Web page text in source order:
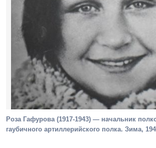
Роза Гафурова (1917-1943) — начальник
гаубичного артиллерийского полка. Зима,